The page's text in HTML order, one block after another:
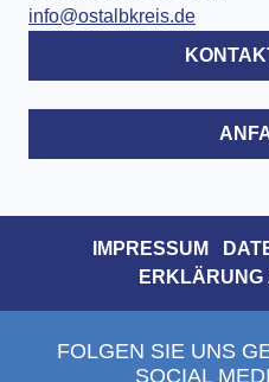
info@ostalbkreis.de
IMPRESSUM
FOLGEN SIE UNS
SOCIAL